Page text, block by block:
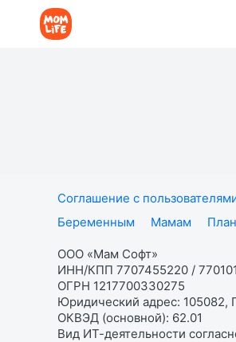
Соглашение с
Беременным
Мамам
ООО «Мам Софт»
ИНН/КПП 7707455220 /
ОГРН 1217700330275
Юридический адрес: 105082,
ОКВЭД (основной): 62.01
Вид ИТ-деятельности